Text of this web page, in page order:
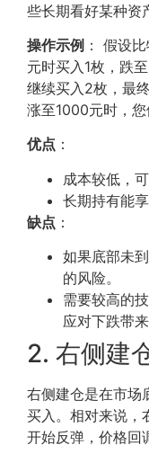
些长期看好某种资
操作示例 ： 假设
元时买入1枚，跌
继续买入2枚，最
涨至1000元时，您
优点 ：
成本较低，
长期持有能
缺点 ：
如果底部未
的风险。
需要较高的
应对下跌带来
2. 右侧建
右侧建仓是在市场
买入。相对来说，
开始反弹，价格回